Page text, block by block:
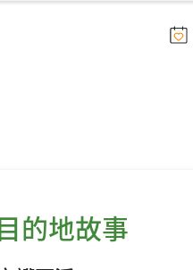
的地故事